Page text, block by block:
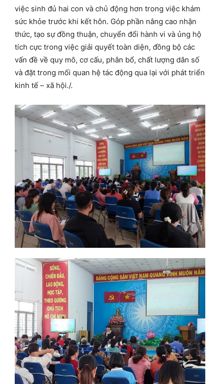
việc sinh đủ hai con và chủ động hơn trong việc khám
sức khỏe trước khi kết hôn. Góp phần nâng cao nhận
thức, tạo sự đồng thuận, chuyển đổi hành vi và ủng hộ
tích cực trong việc giải quyết toàn diện, đồng bộ các
vấn đề về quy mô, cơ cấu, phân bổ, chất lượng dân số
và đặt trong mối quan hệ tác động qua lại với phát triển
kinh tế – xã hội./.